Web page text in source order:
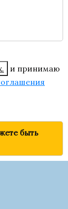
и принимаю
быть